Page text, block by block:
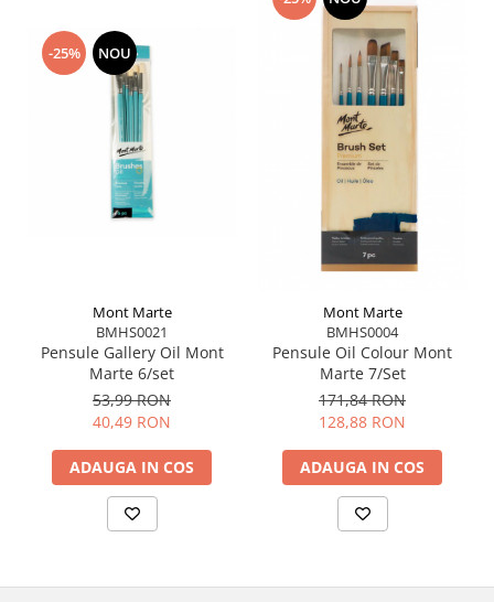
-25% NOU
Mont Marte
BMHS0021
Pensule Gallery Oil Mont
Marte 6/set
53,99 RON
40,49 RON
ADAUGA IN COS
Mont Marte
BMHS0004
Pensule Oil Colour Mont
Marte 7/Set
171,84 RON
128,88 RON
ADAUGA IN COS